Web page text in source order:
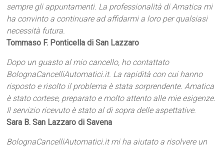
sempre gli appuntamenti. La professionalità di Amatica mi
ha convinto a continuare ad affidarmi a loro per qualsiasi
necessità futura.
Tommaso F. Ponticella di San Lazzaro
Dopo un guasto al mio cancello, ho contattato
BolognaCancelliAutomatici.it. La rapidità con cui hanno
risposto e risolto il problema è stata sorprendente. Amatica
è stato cortese, preparato e molto attento alle mie esigenze.
Il servizio ricevuto è stato al di sopra delle aspettative.
Sara B. San Lazzaro di Savena
BolognaCancelliAutomatici.it mi ha aiutato a risolvere un